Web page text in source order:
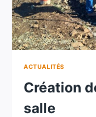
ACTUALITÉS
Création
salle